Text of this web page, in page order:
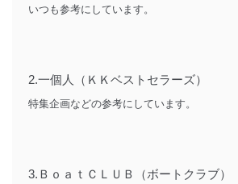
いつも参考にしています。
2.一個人（ＫＫベストセラーズ）
特集企画などの参考にしています。
3. ＢｏａｔＣＬＵＢ（ボートクラブ）